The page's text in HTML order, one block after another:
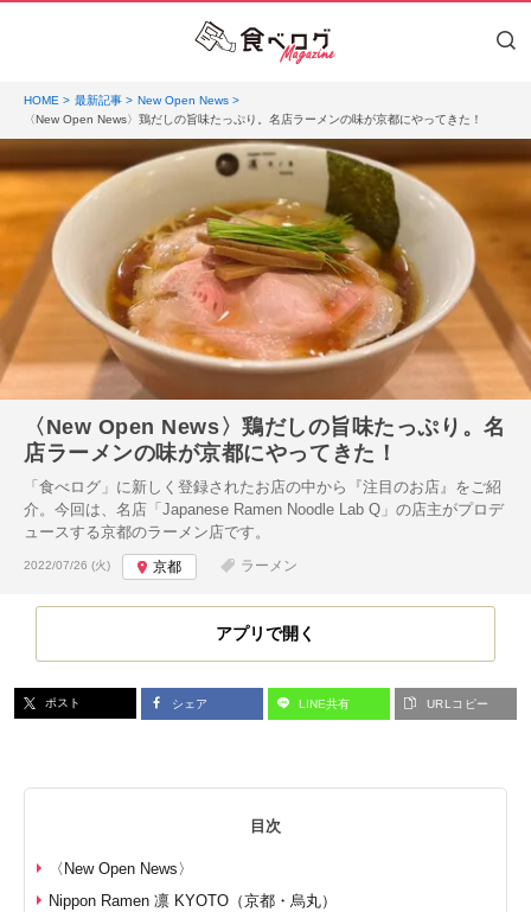
HOME 最新記事
New Open News
〈New Open News〉鶏だしの旨味たっぷり。名店ラーメンの味が京都にやってきた！
〈New Open News〉鶏だしの旨味たっぷり。名
店ラーメンの味が京都にやってきた！
「食べログ」に新しく登録されたお店の中から『注目のお店』をご紹
介。今回は、名店「Japanese Ramen Noodle Lab Q」の店主がプロデ
ュースする京都のラーメン店です。
投稿日:
2022/07/26 (火) 京都 ラーメン
アプリで開く
ポスト シェア LINE共有 URLコピー
目次
〈New Open News〉
Nippon Ramen 凛 KYOTO（京都・烏丸）